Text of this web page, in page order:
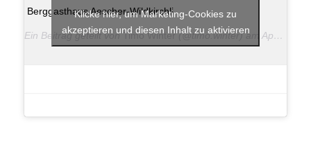
Berggasthaus Aescher-Wildkirchli
Ein Beitrag geteilt vonTimo Winter(@timo.winter) amApr 30, 2018 um 11:16 PDT
Klicke hier, um Marketing-Cookies zu
akzeptieren und diesen Inhalt zu aktivieren